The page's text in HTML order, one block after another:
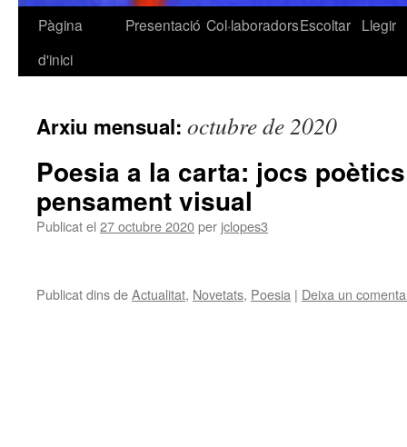
Vés
Pàgina
d'inici
Presentació Col·laboradorsEscoltar Llegir
Arxiu mensual: octubre de 2020
Poesia a la carta: jocs
pensament visual
Publicat el 27 octubre 2020per jclopes3
Publicat dins deActualitat, Novetats, Poesia | Deixa un